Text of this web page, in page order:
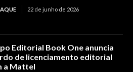
22 de junho de 2026
Editorial Book One anuncia
de licenciamento editorial
a Mattel